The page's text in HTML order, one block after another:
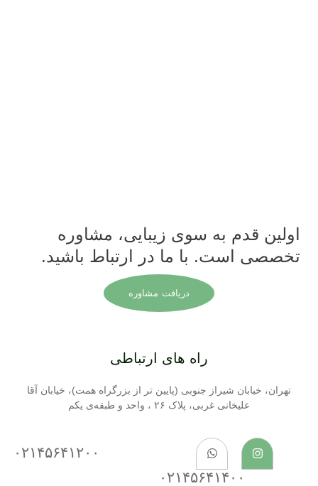
اولین قدم به سوی زیبایی، مشاوره
تخصصی است. با ما در ارتباط باشید.
دریافت مشاوره
راه های ارتباطی
تهران، خیابان شیراز جنوبی (پایین تر از بزرگراه همت)، خیابان آقا
علیخانی غربی، پلاک ۲۶ ، واحد و طبقه‌ی یکم
۰۲۱۴۵۶۴۱۲۰۰
۰۲۱۴۵۶۴۱۴۰۰